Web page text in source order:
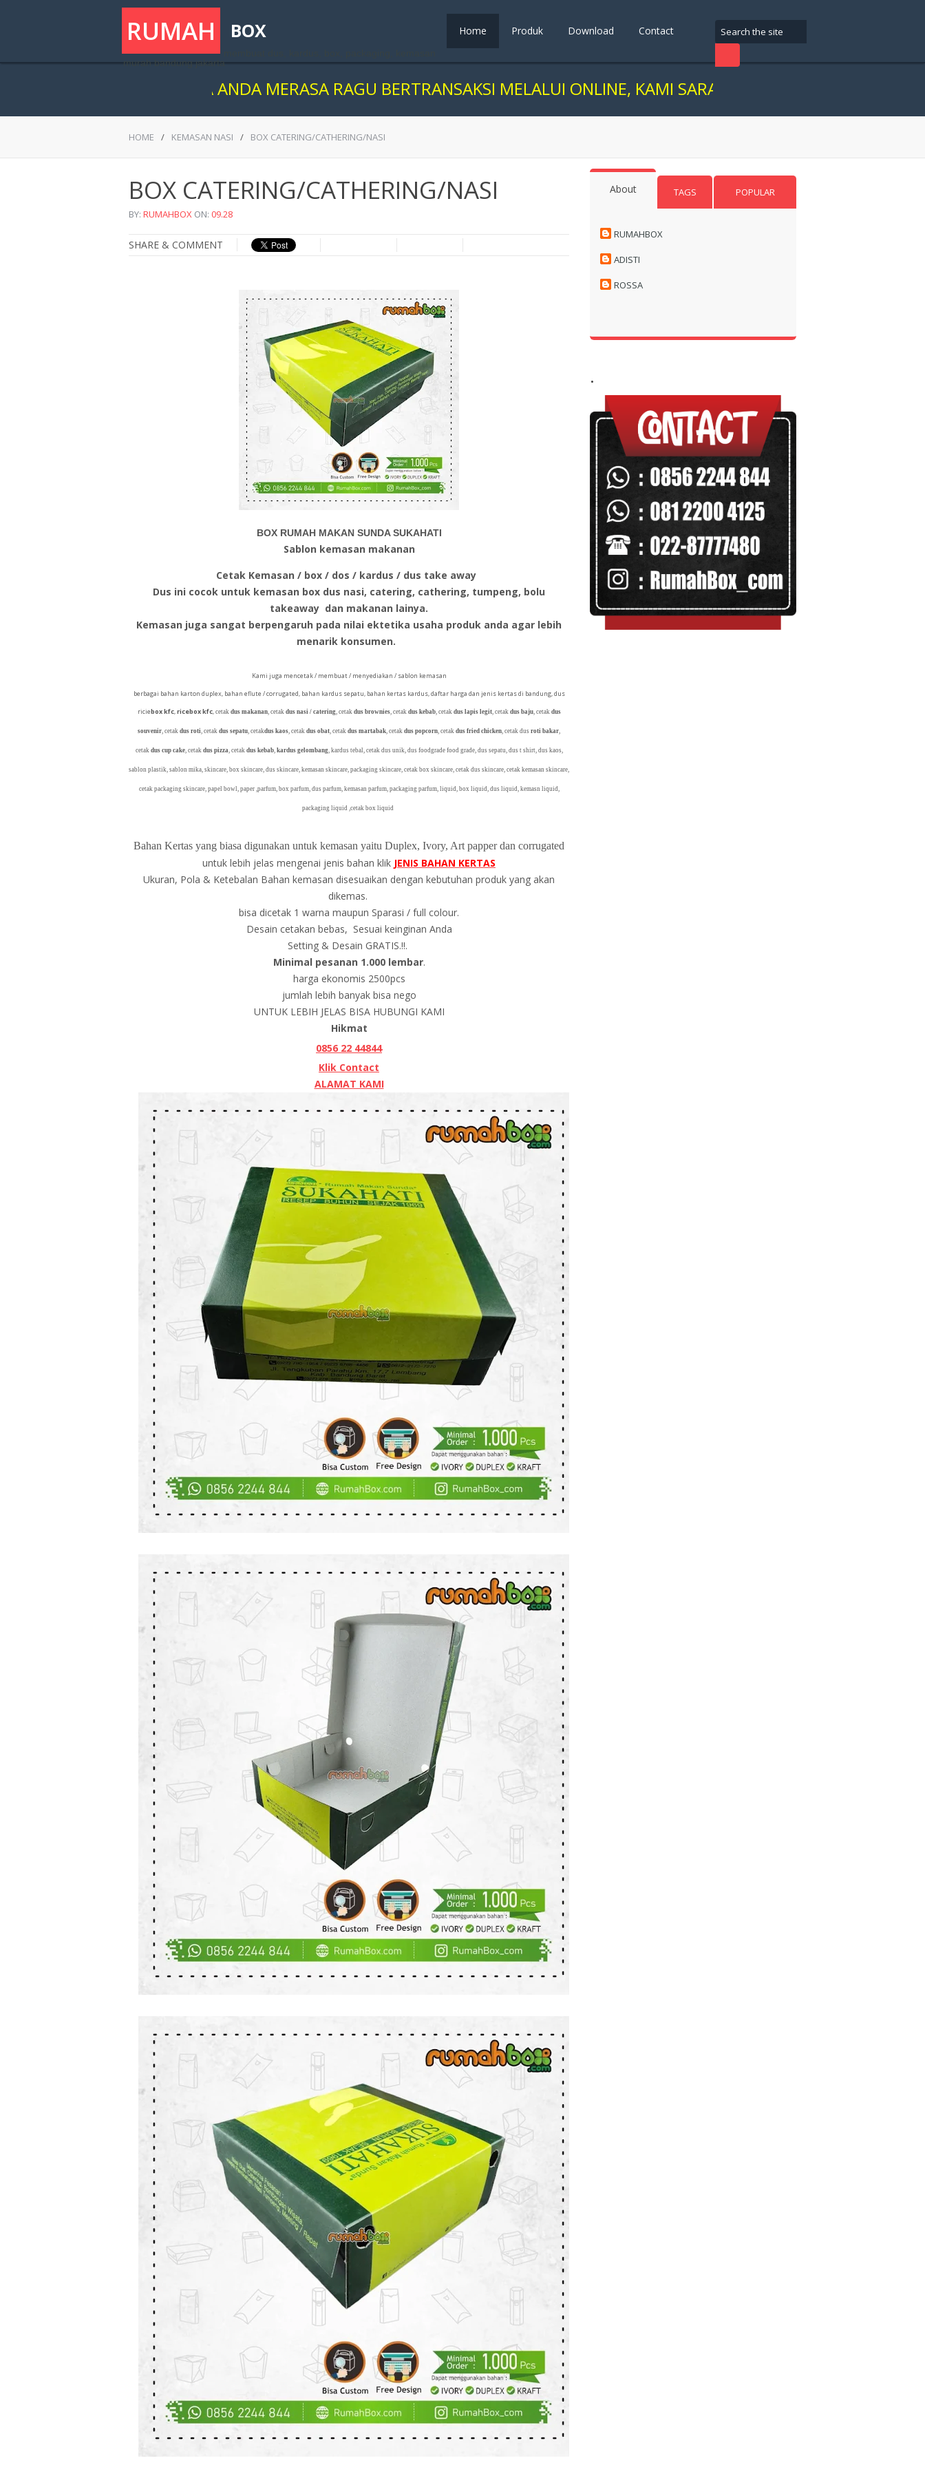
RUMAH BOX
murah bandung jakarta
Home Produk Download Contact
BILA ANDA MERASA RAGU BERTRANSAKSI MELALUI ONLINE, KAMI SARANKAN ANDA TRANSAKSI DI
HOME / KEMASAN NASI / BOX CATERING/CATHERING/NASI
BOX CATERING/CATHERING/NASI
BY: RUMAHBOX ON: 09.28
SHARE & COMMENT
BOX RUMAH MAKAN SUNDA SUKAHATI
Sablon kemasan makanan
Cetak Kemasan / box / dos / kardus / dus take away
Dus ini cocok untuk kemasan box dus nasi, catering, cathering, tumpeng, bolu
takeaway dan makanan lainya.
Kemasan juga sangat berpengaruh pada nilai ektetika usaha produk anda agar lebih
menarik konsumen.
Kami juga mencetak / membuat / menyediakan / sablon kemasan
berbagai bahan karton duplex, bahan eflute / corrugated, bahan kardus sepatu, bahan kertas kardus, daftar harga dan jenis kertas di bandung, dus
riciebox kfc,ricebox kfc, cetak dus makanan, cetak dus nasi / catering, cetak dus brownies, cetak dus kebab, cetak dus lapis legit, cetak dus baju, cetak dus
souvenir, cetak dus roti, cetak dus sepatu, cetakdus kaos, cetak dus obat, cetak dus martabak, cetak dus popcorn, cetak dus fried chicken, cetak dus roti bakar,
cetak dus cup cake, cetak dus pizza, cetak dus kebab, kardus gelombang, kardus tebal, cetak dus unik, dus foodgrade food grade, dus sepatu, dus t shirt, dus kaos,
sablon plastik, sablon mika, skincare, box skincare, dus skincare, kemasan skincare, packaging skincare, cetak box skincare, cetak dus skincare, cetak kemasan skincare,
cetak packaging skincare, papel bowl, paper ,parfum, box parfum, dus parfum, kemasan parfum, packaging parfum, liquid, box liquid, dus liquid, kemasn liquid,
packaging liquid ,cetak box liquid
Bahan Kertas yang biasa digunakan untuk kemasan yaitu Duplex, Ivory, Art papper dan corrugated
untuk lebih jelas mengenai jenis bahan klik JENIS BAHAN KERTAS
Ukuran, Pola & Ketebalan Bahan kemasan disesuaikan dengan kebutuhan produk yang akan
dikemas.
bisa dicetak 1 warna maupun Sparasi / full colour.
Desain cetakan bebas, Sesuai keinginan Anda
Setting & Desain GRATIS.!!.
Minimal pesanan 1.000 lembar.
harga ekonomis 2500pcs
jumlah lebih banyak bisa nego
UNTUK LEBIH JELAS BISA HUBUNGI KAMI
Hikmat
0856 22 44844
Klik Contact
ALAMAT KAMI
About TAGS POPULAR
RUMAHBOX
ADISTI
ROSSA
.